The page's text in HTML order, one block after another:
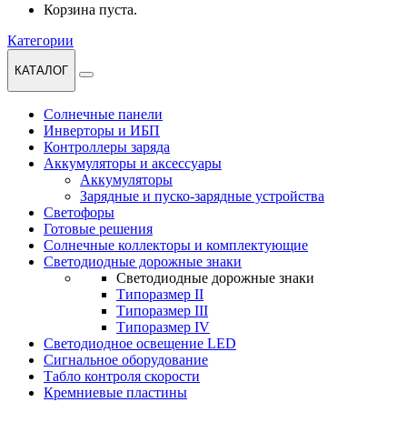
Корзина пуста.
Категории
КАТАЛОГ
Солнечные панели
Инверторы и ИБП
Контроллеры заряда
Аккумуляторы и аксессуары
Аккумуляторы
Зарядные и пуско-зарядные устройства
Светофоры
Готовые решения
Солнечные коллекторы и комплектующие
Светодиодные дорожные знаки
Светодиодные дорожные знаки
Типоразмер II
Типоразмер III
Типоразмер IV
Светодиодное освещение LED
Сигнальное оборудование
Табло контроля скорости
Кремниевые пластины